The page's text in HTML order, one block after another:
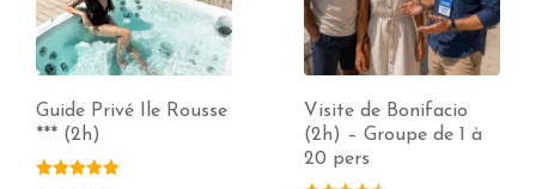
Guide Privé Ile Rousse
*** (2h)
Visite de Bonifacio
(2h) – Groupe de 1 à
20 pers